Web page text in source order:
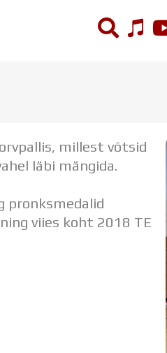
(UPT)
millest võtsid
läbi mängida.
pronksmedalid
viies koht 2018 TE